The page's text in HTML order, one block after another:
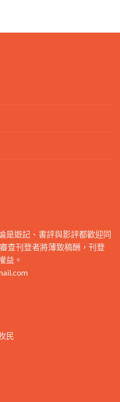
是遊記、書評與影評都歡迎同
查刊登者將薄致稿酬，刊登
益。
民